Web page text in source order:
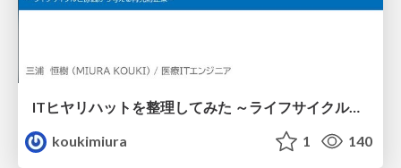
ITヒヤリハットを整理してみた ～ライフサイクルと原因から考える再発防止策～
koukimiura
1 140